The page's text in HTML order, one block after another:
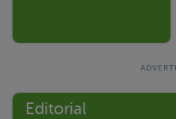
Editorial